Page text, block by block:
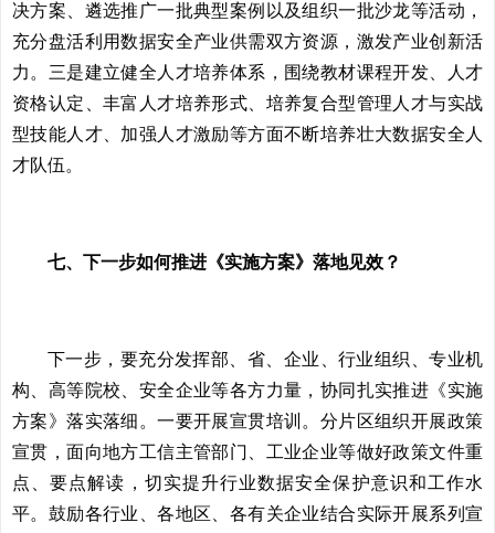
决方案、遴选推广一批典型案例以及组织一批沙龙等活动，
充分盘活利用数据安全产业供需双方资源，激发产业创新活
力。三是建立健全人才培养体系，围绕教材课程开发、人才
资格认定、丰富人才培养形式、培养复合型管理人才与实战
型技能人才、加强人才激励等方面不断培养壮大数据安全人
才队伍。
七、下一步如何推进《实施方案》落地见效？
下一步，要充分发挥部、省、企业、行业组织、专业机
构、高等院校、安全企业等各方力量，协同扎实推进《实施
方案》落实落细。一要开展宣贯培训。分片区组织开展政策
宣贯，面向地方工信主管部门、工业企业等做好政策文件重
点、要点解读，切实提升行业数据安全保护意识和工作水
平。鼓励各行业、各地区、各有关企业结合实际开展系列宣